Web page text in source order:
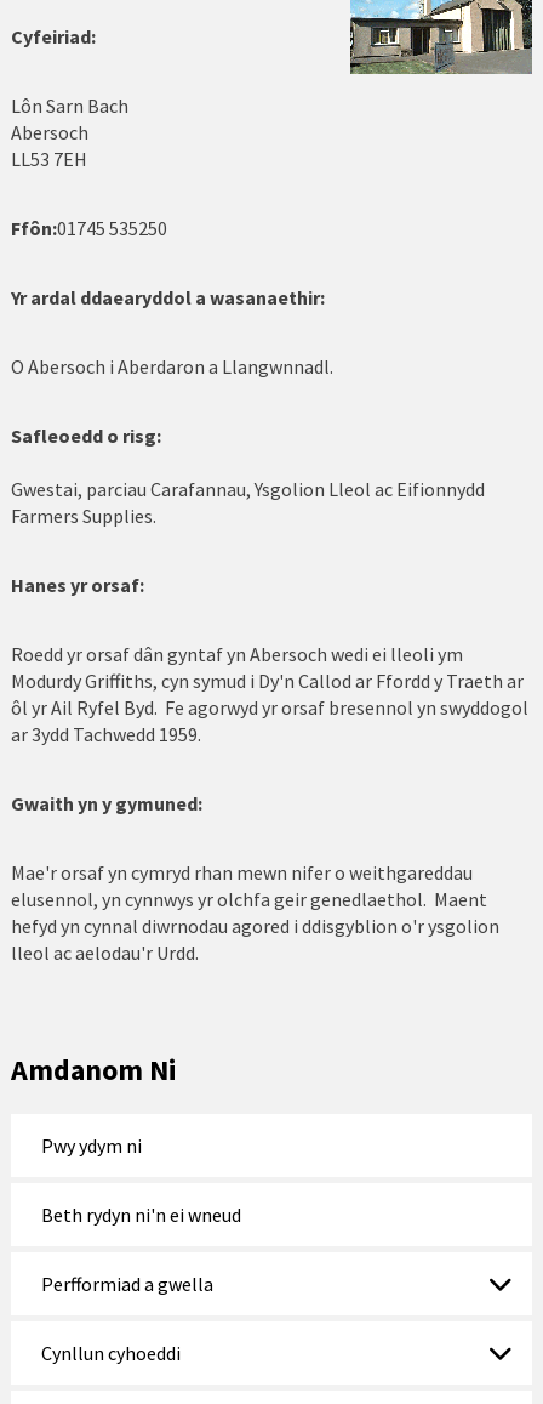
Benllech
Betws y Coed
Biwmares
Caergybi
Caernarfon
Corwen
Glannau Dyfrdwy
Harlech
Llangollen
Llanberis
Llanrwst
Porthmadog
Prestatyn
Cyfeiriad:
Lôn Sarn Bach
Abersoch
LL53 7EH
Ffôn:01745 535250
Yr ardal ddaearyddol a wasanaethir:
O Abersoch i Aberdaron a Llangwnnadl.
Safleoedd o risg:
Gwestai, parciau Carafannau, Ysgolion Lleol ac Eifionnydd
Farmers Supplies.
Hanes yr orsaf:
Roedd yr orsaf dân gyntaf yn Abersoch wedi ei lleoli ym
Modurdy Griffiths, cyn symud i Dy'n Callod ar Ffordd y Traeth ar
ôl yr Ail Ryfel Byd. Fe agorwyd yr orsaf bresennol yn swyddogol
ar 3ydd Tachwedd 1959.
Gwaith yn y gymuned:
Mae'r orsaf yn cymryd rhan mewn nifer o weithgareddau
elusennol, yn cynnwys yr olchfa geir genedlaethol. Maent
hefyd yn cynnal diwrnodau agored i ddisgyblion o'r ysgolion
lleol ac aelodau'r Urdd.
Amdanom Ni
Pwy ydym ni
Beth rydyn ni'n ei wneud
Perfformiad a gwella
Cynllun cyhoeddi